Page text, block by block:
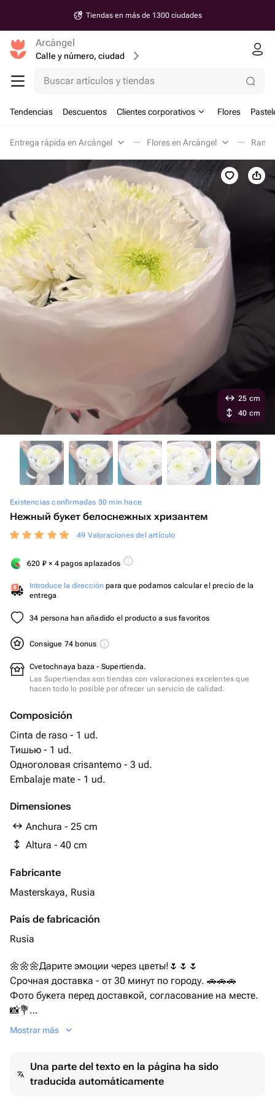
Tiendas en más de 1300 ciudades
Arcángel
Calle y número, ciudad
Buscar artículos y tiendas
Tendencias Descuentos Clientes corporativos Flores
Entrega rápida en Arcángel Flores en Arcángel
Existencias confirmadas 30 min hace
Нежный букет белоснежных хризантем
49 Valoraciones del artículo
620 ₽ × 4 pagos aplazados
Introduce la dirección para que podamos calcular el precio de la
entrega
34 persona han añadido el producto a sus favoritos
Consigue 74 bonus
Cvetochnaya baza - Supertienda.
Las Supertiendas son tiendas con valoraciones excelentes que
hacen todo lo posible por ofrecer un servicio de calidad.
Composición
Cinta de raso - 1 ud.
Тишью - 1 ud.
Одноголовая crisantemo - 3 ud.
Embalaje mate - 1 ud.
Dimensiones
Anchura - 25 cm
Altura - 40 cm
Fabricante
Masterskaya, Rusia
País de fabricación
Rusia
25 cm
40 cm
🌼🌼🌼Дарите эмоции через цветы!🌷🌷🌷
Срочная доставка - от 30 минут по городу. 🚗🚗🚗
Фото букета перед доставкой, согласование на месте.
📸💐
👉карточку по уходу за цветами
👉порошок «Кризал» для продления стойкости и
Mostrar más
Una parte del texto en la página ha sido
traducida automáticamente